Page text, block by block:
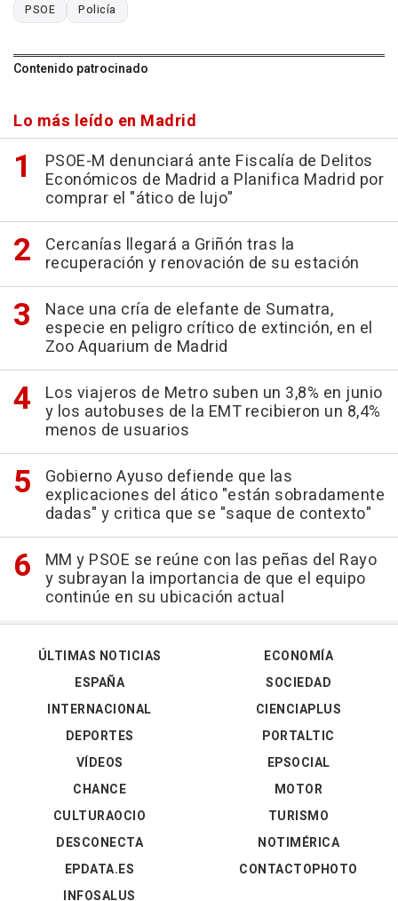
PSOE Policía
Contenido patrocinado
Lo más leído en Madrid
PSOE-M denunciará ante Fiscalía de Delitos
Económicos de Madrid a Planifica Madrid por
comprar el "ático de lujo"
Cercanías llegará a Griñón tras la
recuperación y renovación de su estación
Nace una cría de elefante de Sumatra,
especie en peligro crítico de extinción, en el
Zoo Aquarium de Madrid
Los viajeros de Metro suben un 3,8% en junio
y los autobuses de la EMT recibieron un 8,4%
menos de usuarios
Gobierno Ayuso defiende que las
explicaciones del ático "están sobradamente
dadas" y critica que se "saque de contexto"
MM y PSOE se reúne con las peñas del Rayo
y subrayan la importancia de que el equipo
continúe en su ubicación actual
ÚLTIMAS NOTICIAS
ESPAÑA
INTERNACIONAL
DEPORTES
VÍDEOS
ECONOMÍA
SOCIEDAD
CIENCIAPLUS
PORTALTIC
EPSOCIAL
CHANCE
CULTURAOCIO
DESCONECTA
EPDATA.ES
INFOSALUS
MOTOR
TURISMO
NOTIMÉRICA
CONTACTOPHOTO